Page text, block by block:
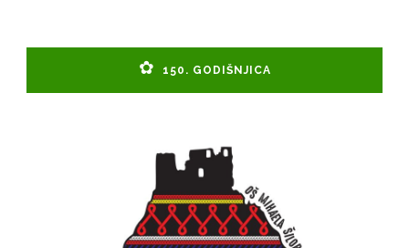
150. GODIŠNJICA